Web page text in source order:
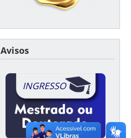
Avisos
INGRESSO